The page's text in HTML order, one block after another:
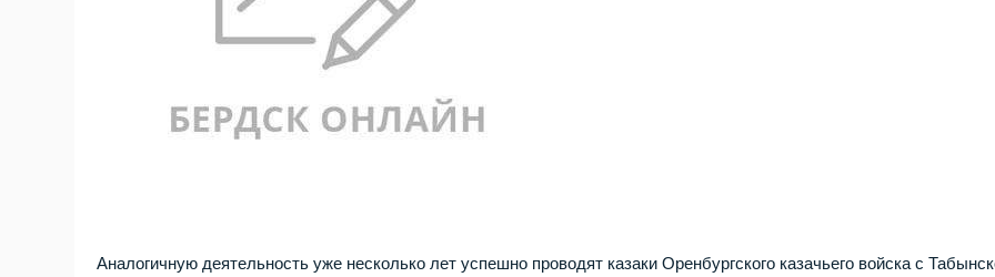
Аналогичную деятельность уже несколько лет успешно проводят казаки Оренбургского казачьего войска с